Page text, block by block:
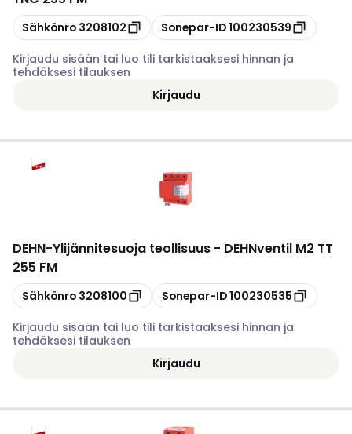
Kopioi
Sähkönro 3208102 Kopioi
Sonepar-ID100230539
Kirjaudu sisään tai luo tili tarkistaaksesi hinnan ja
tehdäksesi tilauksen
Kirjaudu
DEHN-Ylijännitesuoja teollisuus - DEHNventil M2 TT
255 FM
Kopioi
Sähkönro 3208100 Kopioi
Sonepar-ID100230535
Kirjaudu sisään tai luo tili tarkistaaksesi hinnan ja
tehdäksesi tilauksen
Kirjaudu